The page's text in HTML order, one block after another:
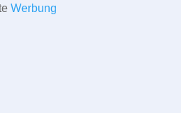
Werbung